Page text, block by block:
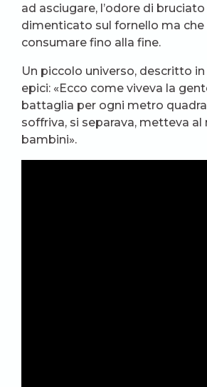
ad asciugare, l’odore di
dimenticato sul fornello ma che
consumare fino alla fine.
Un piccolo universo, descritto
epici: «Ecco come viveva la
battaglia per ogni metro
soffriva, si separava, metteva al
bambini».